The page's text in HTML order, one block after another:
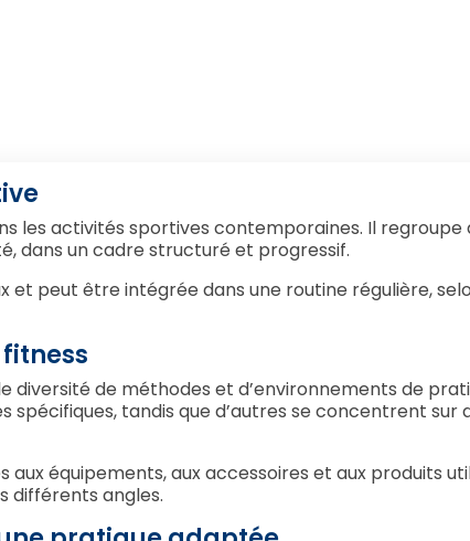
les activités sportives contemporaines. Il regroupe
dans un cadre structuré et progressif.
et peut être intégrée dans une routine régulière,
diversité de méthodes et d’environnements de
spécifiques, tandis que d’autres se concentrent sur
équipements, aux accessoires et aux produits
différents angles.